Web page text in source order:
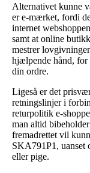
Alternativet kunne
er e-mærket, fordi
internet
samt at online
mestrer
hjælpende hånd, for
din ordre.
Ligeså er det
retningslinjer i
returpolitik e-
man altid
fremadrettet vil
SKA791P1, uanset
eller pige.